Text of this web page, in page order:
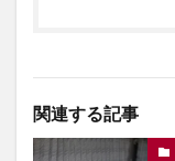
関連する記事